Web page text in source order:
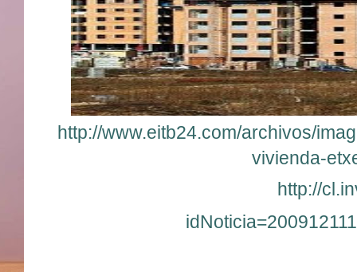
http://www.eitb24.com/archivos/
vivienda-
http://